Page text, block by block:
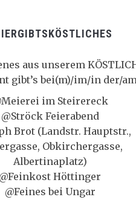
aus unserem
gibt’s bei(m)/im/in der/
im Steirereck
@Ströck Feierabend
Brot (Landstr. Hauptstr.,
Obkirchergasse,
Albertinaplatz)
@Feinkost Höttinger
@Feines bei Ungar